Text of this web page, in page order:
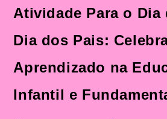
Atividade Para o Dia
Dia dos Pais:
Aprendizado na
Infantil e